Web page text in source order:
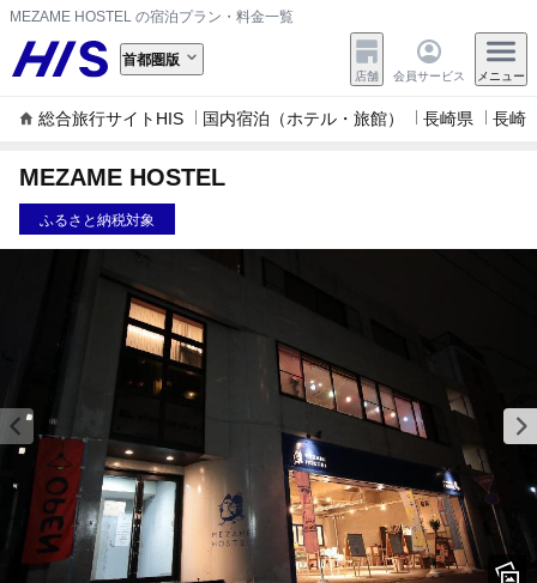
MEZAME HOSTEL の宿泊プラン・料金一覧
首都圏版
店舗 会員サービス メニュー
総合旅行サイトHIS 国内宿泊（ホテル・旅館） 長崎県 長崎
MEZAME HOSTEL
ふるさと納税対象